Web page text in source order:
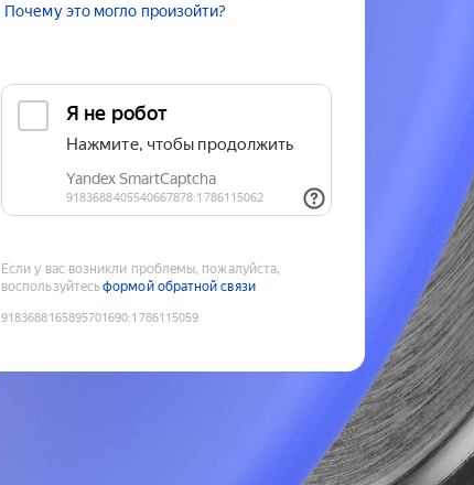
Почему это могло произойти?
Если у вас возникли проблемы, пожалуйста,
воспользуйтесьформой обратной связи
9183688165895701690:1786115059